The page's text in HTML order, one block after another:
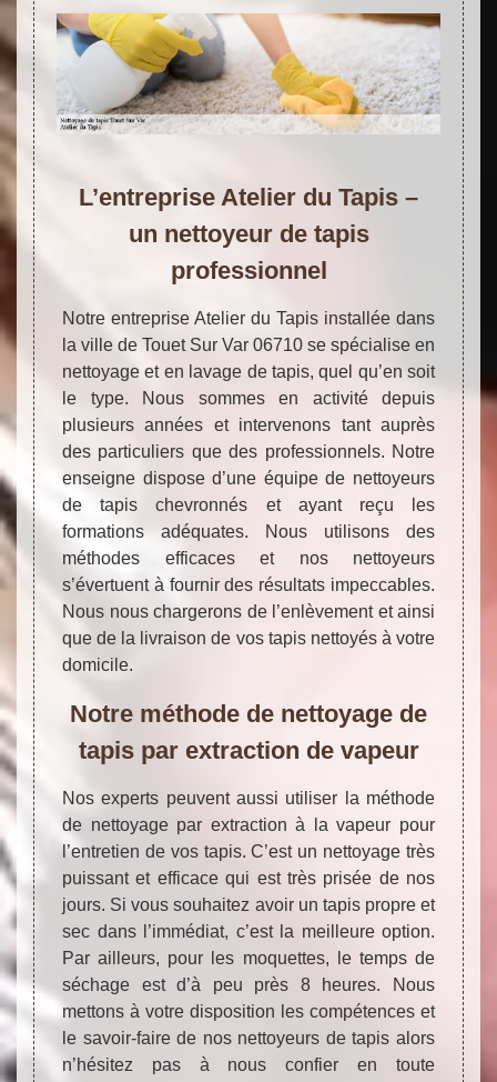
L’entreprise Atelier du Tapis –
un nettoyeur de tapis
professionnel
Notre entreprise Atelier du Tapis installée dans
la ville de Touet Sur Var 06710 se spécialise en
nettoyage et en lavage de tapis, quel qu’en soit
le type. Nous sommes en activité depuis
plusieurs années et intervenons tant auprès
des particuliers que des professionnels. Notre
enseigne dispose d’une équipe de nettoyeurs
de tapis chevronnés et ayant reçu les
formations adéquates. Nous utilisons des
méthodes efficaces et nos nettoyeurs
s’évertuent à fournir des résultats impeccables.
Nous nous chargerons de l’enlèvement et ainsi
que de la livraison de vos tapis nettoyés à votre
domicile.
Notre méthode de nettoyage de
tapis par extraction de vapeur
Nos experts peuvent aussi utiliser la méthode
de nettoyage par extraction à la vapeur pour
l’entretien de vos tapis. C’est un nettoyage très
puissant et efficace qui est très prisée de nos
jours. Si vous souhaitez avoir un tapis propre et
sec dans l’immédiat, c’est la meilleure option.
Par ailleurs, pour les moquettes, le temps de
séchage est d’à peu près 8 heures. Nous
mettons à votre disposition les compétences et
le savoir-faire de nos nettoyeurs de tapis alors
n’hésitez pas à nous confier en toute